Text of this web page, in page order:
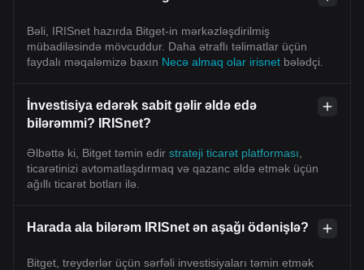
Bəli, IRISnet hazırda Bitget-in mərkəzləşdirilmiş
mübadiləsində mövcuddur. Daha ətraflı təlimatlar üçün
faydalı məqaləmizə baxın Necə almaq olar irisnet bələdçi.
İnvestisiya edərək sabit gəlir əldə edə
bilərəmmi? IRISnet?
Əlbəttə ki, Bitget təmin edir strateji ticarət platforması
ticarətinizi avtomatlaşdırmaq və qazanc əldə etmək üçün
ağıllı ticarət botları ilə.
Harada ala bilərəm IRISnet ən aşağı ödənişlə?
Bitget, treyderlər üçün sərfəli investisiyaları təmin etmək